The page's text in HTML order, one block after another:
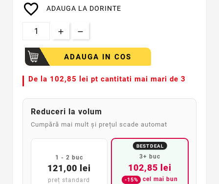
favorite_border ADAUGA LA DORINTE
ADAUGA IN COS
De la 102,85 lei pt cantitati mai mari de 3
Reduceri la volum
Cumpără mai mult și prețul scade automat
1 - 2 buc
121,00 lei
preț standard
BEST DEAL
3+ buc
102,85 lei
-15%
cel mai bun